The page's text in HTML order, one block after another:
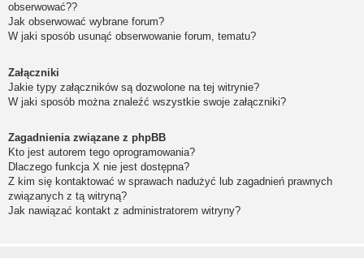
obserwować??
Jak obserwować wybrane forum?
W jaki sposób usunąć obserwowanie forum, tematu?
Załączniki
Jakie typy załączników są dozwolone na tej witrynie?
W jaki sposób można znaleźć wszystkie swoje załączniki?
Zagadnienia związane z phpBB
Kto jest autorem tego oprogramowania?
Dlaczego funkcja X nie jest dostępna?
Z kim się kontaktować w sprawach nadużyć lub zagadnień prawnych
związanych z tą witryną?
Jak nawiązać kontakt z administratorem witryny?